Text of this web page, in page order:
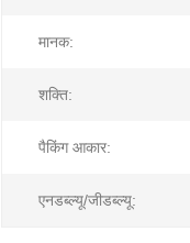
मानक:
शक्ति:
पैकिंग आकार:
एनडब्ल्यू/जीडब्ल्यू: